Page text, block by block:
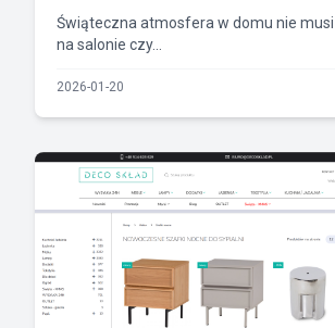
Świąteczna atmosfera w domu nie
na salonie czy...
2026-01-20